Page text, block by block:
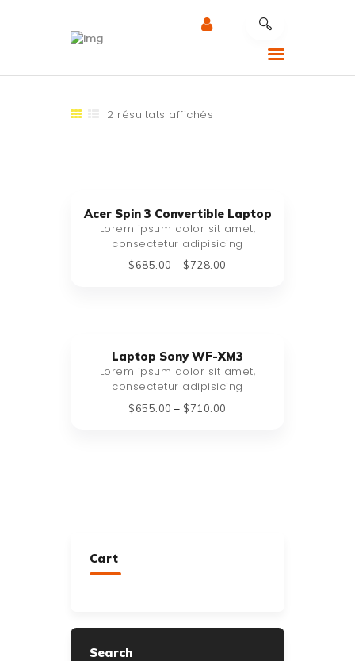
RÉPARATION AU
TRAVAIL
CONTACTEZ LE
SUPPORT
2 résultats affichés
Acer Spin 3 Convertible Laptop
Lorem ipsum dolor sit amet,
consectetur adipisicing
$685.00 – $728.00
Laptop Sony WF-XM3
Lorem ipsum dolor sit amet,
consectetur adipisicing
$655 00 – $710 00
Cart
Search